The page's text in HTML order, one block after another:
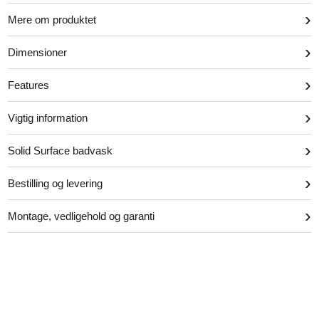
Mere om produktet ›
Dimensioner ›
Features ›
Vigtig information ›
Solid Surface badvask ›
Bestilling og levering ›
Montage, vedligehold og garanti ›